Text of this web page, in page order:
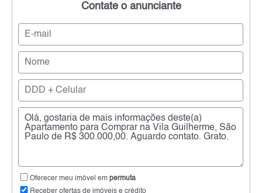
Contate o anunciante
Oferecer meu imóvel em permuta
Receber ofertas de imóveis e crédito